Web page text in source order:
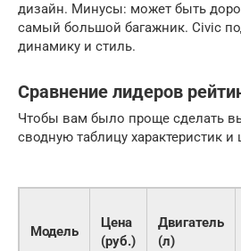
дизайн. Минусы: может быть
самый большой багажник. Civic
динамику и стиль.
Сравнение лидеров
Чтобы вам было проще сделать
сводную таблицу характеристик и
Модель
Цена
(руб.)
Двигатель
(л)